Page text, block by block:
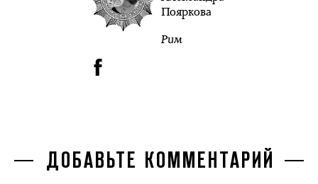
Пояркова
Рим
ДОБАВЬТЕ КОММЕНТАРИЙ